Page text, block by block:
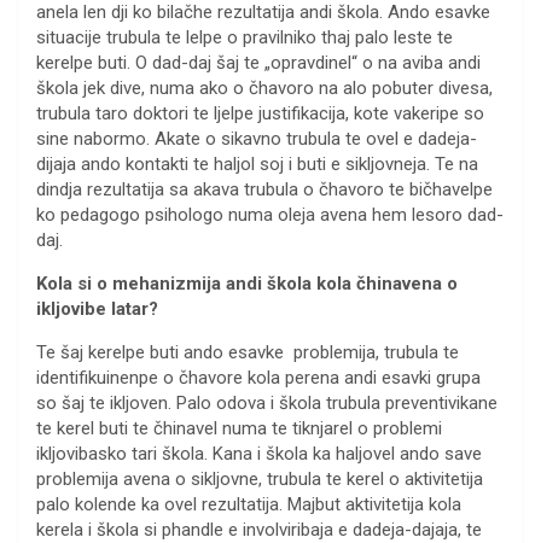
anela len dji ko bilačhe rezultatija andi škola. Ando esavke
situacije trubula te lelpe o pravilniko thaj palo leste te
kerelpe buti. O dad-daj šaj te „opravdinel“ o na aviba andi
škola jek dive, numa ako o čhavoro na alo pobuter divesa,
trubula taro doktori te ljelpe justifikacija, kote vakeripe so
sine nabormo. Akate o sikavno trubula te ovel e dadeja-
dijaja ando kontakti te haljol soj i buti e sikljovneja. Te na
dindja rezultatija sa akava trubula o čhavoro te bičhavelpe
ko pedagogo psihologo numa oleja avena hem lesoro dad-
daj.
Kola si o mehanizmija andi škola kola čhinavena o
ikljovibe latar?
Te šaj kerelpe buti ando esavke problemija, trubula te
identifikuinenpe o čhavore kola perena andi esavki grupa
so šaj te ikljoven. Palo odova i škola trubula preventivikane
te kerel buti te čhinavel numa te tiknjarel o problemi
ikljovibasko tari škola. Kana i škola ka haljovel ando save
problemija avena o sikljovne, trubula te kerel o aktivitetija
palo kolende ka ovel rezultatija. Majbut aktivitetija kola
kerela i škola si phandle e involviribaja e dadeja-dajaja, te